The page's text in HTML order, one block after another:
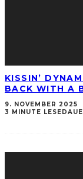
KISSIN’
BACK WITH A
9. NOVEMBER 2025
3 MINUTE